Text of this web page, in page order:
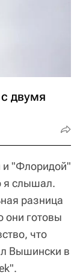
двумя
и "Флоридой"
я слышал.
разница
они готовы
что
Вышински в